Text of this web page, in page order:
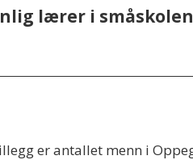
lærer i
er antallet menn i